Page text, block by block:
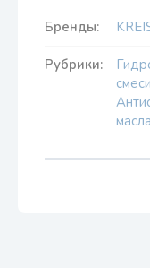
Бренды:
Рубрики:
смеси
масла